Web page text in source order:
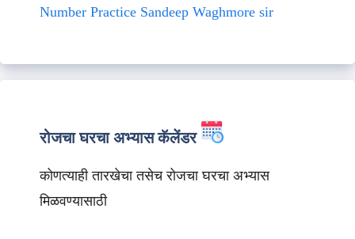
Number Practice Sandeep Waghmore sir
रोजचा घरचा अभ्यास कॅलेंडर
कोणत्याही तारखेचा तसेच रोजचा घरचा अभ्यास
मिळवण्यासाठी